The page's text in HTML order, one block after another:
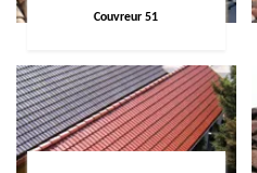
Couvreur 51